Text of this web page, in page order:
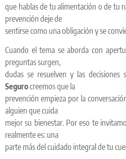
que hablas de tu alimentación o de tu
prevención deje de
sentirse como una obligación y se
Cuando el tema se aborda con
preguntas surgen,
dudas se resuelven y las decisiones
Segurocreemos que la
prevención empieza por la
alguien que cuida
mejor su bienestar. Por eso te
realmente es: una
parte más del cuidado integral de tu